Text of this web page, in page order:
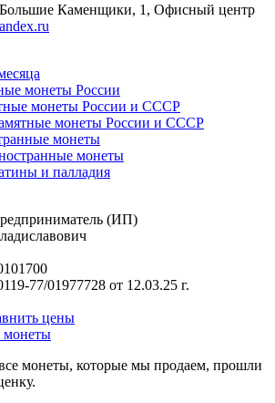
Большие Каменщики, 1, Офисный центр
монеты России
монеты России и СССР
монеты России и СССР
монеты
монеты
и палладия
(ИП)
77/01977728 от 12.03.25 г.
цены
монеты
монеты, которые мы продаем, прошли